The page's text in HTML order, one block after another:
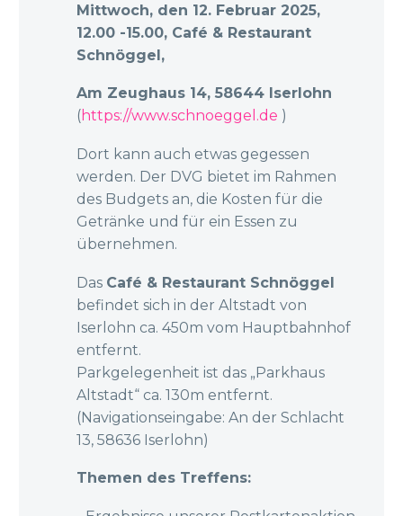
Mittwoch, den 12. Februar 2025,
12.00 -15.00, Café & Restaurant
Schnöggel,
Am Zeughaus 14, 58644 Iserlohn
( https://www.schnoeggel.de )
Dort kann auch etwas gegessen
werden. Der DVG bietet im Rahmen
des Budgets an, die Kosten für die
Getränke und für ein Essen zu
übernehmen.
Das Café & Restaurant Schnöggel
befindet sich in der Altstadt von
Iserlohn ca. 450m vom Hauptbahnhof
entfernt.
Parkgelegenheit ist das „Parkhaus
Altstadt“ ca. 130m entfernt.
(Navigationseingabe: An der Schlacht
13, 58636 Iserlohn)
Themen des Treffens: